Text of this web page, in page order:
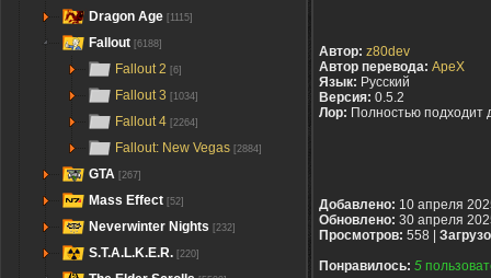
Dragon Age [1115]
Fallout [6188]
Fallout 2 [6]
Fallout 3 [1034]
Fallout 4 [2264]
Fallout: New Vegas [2884]
GTA [267]
Mass Effect [52]
Neverwinter Nights [232]
S.T.A.L.K.E.R. [220]
Автор: z80dev
Автор перевода: ApeX
Язык: Русский
Версия: 0.5.2
Лор: Полностью подходит
Добавлено: 10 апреля
Обновлено: 30 апреля
Просмотров: 558 |
Понравилось: 5